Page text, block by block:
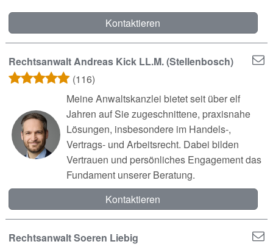
Kontaktieren
Rechtsanwalt Andreas Kick LL.M. (Stellenbosch)
(116)
Meine Anwaltskanzlei bietet seit über elf
Jahren auf Sie zugeschnittene, praxisnahe
Lösungen, insbesondere im Handels-,
Vertrags- und Arbeitsrecht. Dabei bilden
Vertrauen und persönliches Engagement das
Fundament unserer Beratung.
Kontaktieren
Rechtsanwalt Soeren Liebig